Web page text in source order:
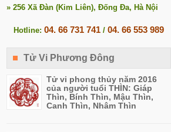
» 256 Xã Đàn (Kim Liên), Đống Đa, Hà Nội
Hotline: 04. 66 731 741 / 04. 66 553 989
Tử Vi Phương Đông
Tử vi phong thủy năm 2016
của người tuổi THÌN: Giáp
Thìn, Bính Thìn, Mậu Thìn,
Canh Thìn, Nhâm Thìn